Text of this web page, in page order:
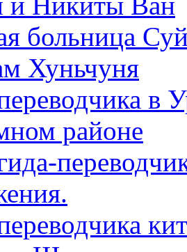
больница
Хуньчуня
в
районе